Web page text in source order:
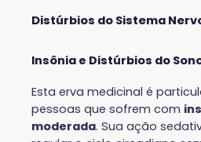
Distúrbios do Sistema
Insônia e Distúrbios do
Esta erva medicinal é
pessoas que sofrem com
moderada. Sua ação